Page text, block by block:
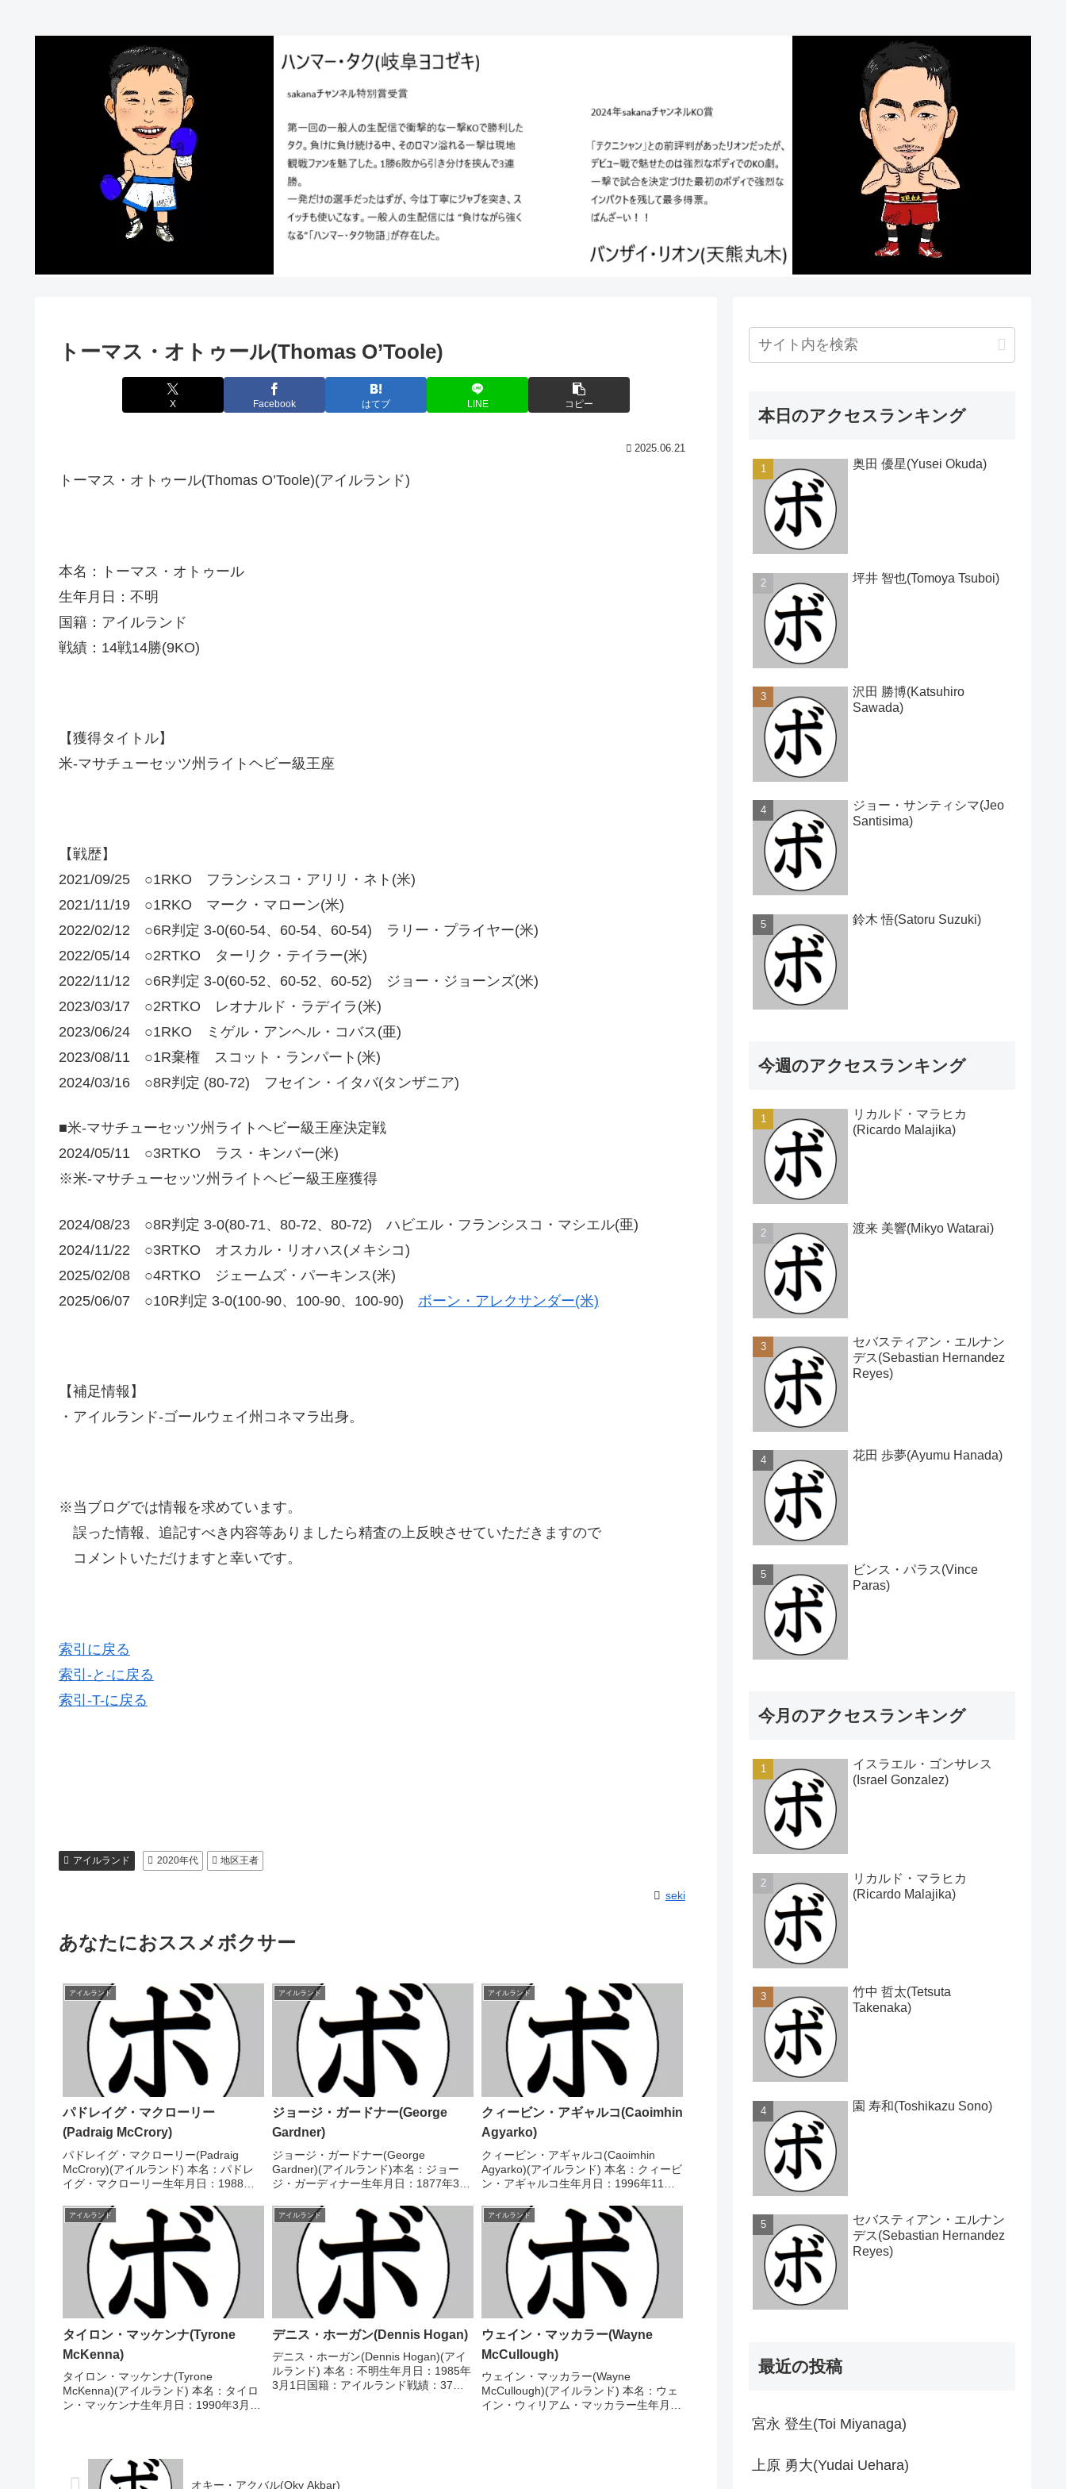
トーマス・オトゥール(Thomas O’Toole)
X Facebook はてブ LINE コピー
2025.06.21
トーマス・オトゥール(Thomas O’Toole)(アイルランド)
本名：トーマス・オトゥール
生年月日：不明
国籍：アイルランド
戦績：14戦14勝(9KO)
【獲得タイトル】
米-マサチューセッツ州ライトヘビー級王座
【戦歴】
2021/09/25 ○1RKO フランシスコ・アリリ・ネト(米)
2021/11/19 ○1RKO マーク・マローン(米)
2022/02/12 ○6R判定 3-0(60-54、60-54、60-54) ラリー・プライヤー(米)
2022/05/14 ○2RTKO ターリク・テイラー(米)
2022/11/12 ○6R判定 3-0(60-52、60-52、60-52) ジョー・ジョーンズ(米)
2023/03/17 ○2RTKO レオナルド・ラデイラ(米)
2023/06/24 ○1RKO ミゲル・アンヘル・コバス(亜)
2023/08/11 ○1R棄権 スコット・ランパート(米)
2024/03/16 ○8R判定 (80-72) フセイン・イタバ(タンザニア)
■米-マサチューセッツ州ライトヘビー級王座決定戦
2024/05/11 ○3RTKO ラス・キンバー(米)
※米-マサチューセッツ州ライトヘビー級王座獲得
2024/08/23 ○8R判定 3-0(80-71、80-72、80-72) ハビエル・フランシスコ・マシエル(亜)
2024/11/22 ○3RTKO オスカル・リオハス(メキシコ)
2025/02/08 ○4RTKO ジェームズ・パーキンス(米)
2025/06/07 ○10R判定 3-0(100-90、100-90、100-90) ボーン・アレクサンダー(米)
【補足情報】
・アイルランド-ゴールウェイ州コネマラ出身。
※当ブログでは情報を求めています。
誤った情報、追記すべき内容等ありましたら精査の上反映させていただきますので
コメントいただけますと幸いです。
索引に戻る
索引-と-に戻る
索引-T-に戻る
アイルランド 2020年代 地区王者
seki
あなたにおススメボクサー
アイルランド
パドレイグ・マクローリー
(Padraig McCrory)
パドレイグ・マクローリー(Padraig
McCrory)(アイルランド) 本名：パドレ
イグ・マクローリー生年月日：1988年6
20勝(10KO)2敗 【獲得タイトル】BUIア
イルランド-セルティックス...
アイルランド
ジョージ・ガードナー(George
Gardner)
ジョージ・ガードナー(George
Gardner)(アイルランド)本名：ジョー
ジ・ガーディナー生年月日：1877年3月
勝(30KO)11敗8分4無効試合2無判定【獲
得タイトル】英国ミドル級王座米国ミ...
アイルランド
クィービン・アギャルコ(Caoimhin
Agyarko)
クィービン・アギャルコ(Caoimhin
Agyarko)(アイルランド) 本名：クィービ
ン・アギャルコ生年月日：1996年11月
勝(7KO)1敗 【獲得タイトル】WBAコン
チネンタルスーパーウェルタ...
アイルランド
タイロン・マッケンナ(Tyrone
McKenna)
タイロン・マッケンナ(Tyrone
McKenna)(アイルランド) 本名：タイロ
ン・マッケンナ生年月日：1990年3月3
アイルランド
デニス・ホーガン(Dennis Hogan)
デニス・ホーガン(Dennis Hogan)(アイ
ルランド) 本名：不明生年月日：1985年
3月1日国籍：アイルランド戦績：37戦
アイルランド
ウェイン・マッカラー(Wayne
McCullough)
ウェイン・マッカラー(Wayne
McCullough)(アイルランド) 本名：ウェ
イン・ウィリアム・マッカラー生年月
オキー・アクバル(Oky Akbar)
本日のアクセスランキング
奥田 優星(Yusei Okuda)
坪井 智也(Tomoya Tsuboi)
沢田 勝博(Katsuhiro
Sawada)
ジョー・サンティシマ(Jeo
Santisima)
鈴木 悟(Satoru Suzuki)
今週のアクセスランキング
リカルド・マラヒカ
(Ricardo Malajika)
渡来 美響(Mikyo Watarai)
セバスティアン・エルナン
デス(Sebastian Hernandez
Reyes)
花田 歩夢(Ayumu Hanada)
ビンス・パラス(Vince
Paras)
今月のアクセスランキング
イスラエル・ゴンサレス
(Israel Gonzalez)
リカルド・マラヒカ
(Ricardo Malajika)
竹中 哲太(Tetsuta
Takenaka)
園 寿和(Toshikazu Sono)
セバスティアン・エルナン
デス(Sebastian Hernandez
Reyes)
最近の投稿
宮永 登生(Toi Miyanaga)
上原 勇大(Yudai Uehara)